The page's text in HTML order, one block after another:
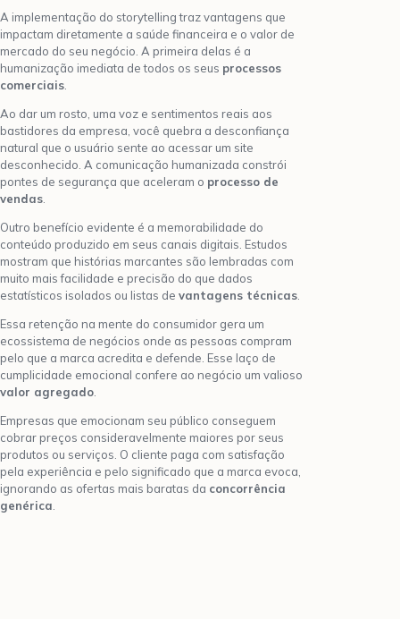
A implementação do storytelling traz vantagens que
impactam diretamente a saúde financeira e o valor de
mercado do seu negócio. A primeira delas é a
humanização imediata de todos os seus processos
comerciais
Ao dar um rosto, uma voz e sentimentos reais aos
bastidores da empresa, você quebra a desconfiança
natural que o usuário sente ao acessar um site
desconhecido. A comunicação humanizada constrói
pontes de segurança que aceleram o processo de
vendas
Outro benefício evidente é a memorabilidade do
conteúdo produzido em seus canais digitais. Estudos
mostram que histórias marcantes são lembradas com
muito mais facilidade e precisão do que dados
estatísticos isolados ou listas de vantagens técnicas
Essa retenção na mente do consumidor gera um
ecossistema de negócios onde as pessoas compram
pelo que a marca acredita e defende. Esse laço de
cumplicidade emocional confere ao negócio um valioso
valor agregado
Empresas que emocionam seu público conseguem
cobrar preços consideravelmente maiores por seus
produtos ou serviços. O cliente paga com satisfação
pela experiência e pelo significado que a marca evoca,
ignorando as ofertas mais baratas da concorrência
genérica